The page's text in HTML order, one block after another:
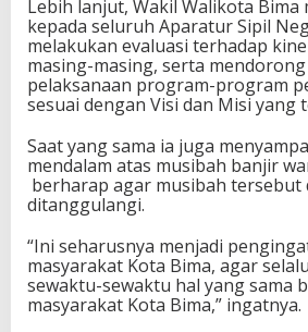
Lebih lanjut, Wakil Walikota Bima
kepada seluruh Aparatur Sipil
melakukan evaluasi terhadap
masing-masing, serta
pelaksanaan program-program
sesuai dengan Visi dan Misi yang
Saat yang sama ia juga
mendalam atas musibah banjir
berharap agar musibah tersebut
ditanggulangi.
“Ini seharusnya menjadi
masyarakat Kota Bima, agar
sewaktu-sewaktu hal yang sama
masyarakat Kota Bima,” ingatnya.